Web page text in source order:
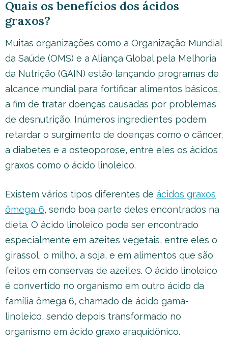
Quais os benefícios dos ácidos
graxos?
Muitas organizações como a Organização Mundial
da Saúde (OMS) e a Aliança Global pela Melhoria
da Nutrição (GAIN) estão lançando programas de
alcance mundial para fortificar alimentos básicos,
a fim de tratar doenças causadas por problemas
de desnutrição. Inúmeros ingredientes podem
retardar o surgimento de doenças como o câncer,
a diabetes e a osteoporose, entre eles os ácidos
graxos como o ácido linoleico.
Existem vários tipos diferentes de ácidos graxos
ômega-6, sendo boa parte deles encontrados na
dieta. O ácido linoleico pode ser encontrado
especialmente em azeites vegetais, entre eles o
girassol, o milho, a soja, e em alimentos que são
feitos em conservas de azeites. O ácido linoleico
é convertido no organismo em outro ácido da
família ômega 6, chamado de ácido gama-
linoleico, sendo depois transformado no
organismo em ácido graxo araquidônico.